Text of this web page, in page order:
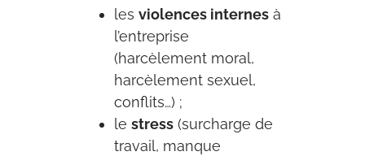
les violences internes à
l’entreprise
(harcèlement moral,
harcèlement sexuel,
conflits…) ;
le stress (surcharge de
travail, manque